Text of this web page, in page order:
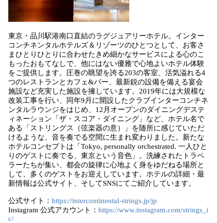
東京・品川駅港南口直結のラグジュアリーホテル。インター
コンチネンタルホテルズ＆リゾーツのひとつとして、お客さ
まひとりひとりに合わせたきめ細かなサービスによる心のこ
もったおもてなしで、他にはない優雅で心地よいホテル体験
をご提供します。圧巻の眺望を誇る203の客室、活気溢れる4
つのレストランとカフェ&バー、最新鋭の設備を備える宴会
施設など充実した施設を擁しています。2019年には大規模な
改装工事を行い、同年9月に開設したクラブインターコンチネ
ンタルラウンジをはじめ、12月オープンのダイニングデステ
ィネーション「ザ・スコア・ダイニング」など、ホテル名で
ある「ストリングス（弦楽器の意）」を随所に感じていただ
けるような、音を奏でる空間に生まれ変わりました。新たな
ホテルコンセプトは「Tokyo, personally orchestrated. 一人ひと
りのゲストに奏でる、東京という音色」。洗練されたトラベ
ラーたちが集い、都会の旋律に心地よく身をゆだねる場所と
して、多くのゲストをお迎えしています。ホテルの詳細・最
新情報は公式サイト、そしてSNSにてご紹介しています。
公式サイト： https://intercontinental-strings.jp/jp
Instagram 公式アカウント： https://www.instagram.com/strings_i
c/